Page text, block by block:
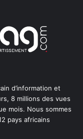
d’information et
8 millions des vues
mois. Nous sommes
pays africains